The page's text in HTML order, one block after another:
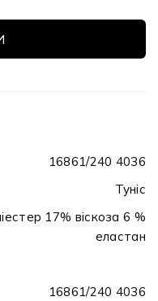
16861/240 4036
Туніс
17% віскоза 6 %
еластан
16861/240 4036